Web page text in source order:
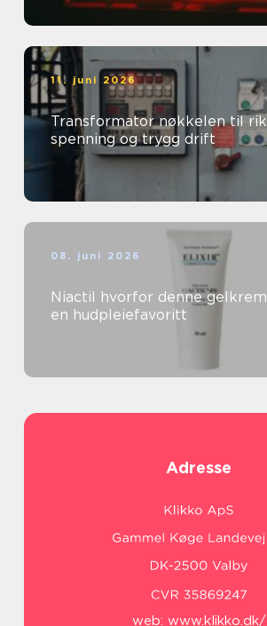
11. juni 2026
Transformator nøkkelen til riktig
spenning og trygg drift
08. juni 2026
Niactil hvorfor denne gelkremen har blitt
en hudpleiefavoritt
Adresse
web: www.klikko.dk/